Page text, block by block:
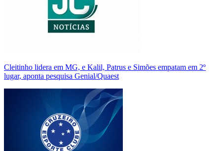
Cleitinho lidera em MG, e Kalil, Patrus e Simões empatam em 2º
lugar, aponta pesquisa Genial/Quaest